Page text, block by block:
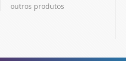
outros produtos